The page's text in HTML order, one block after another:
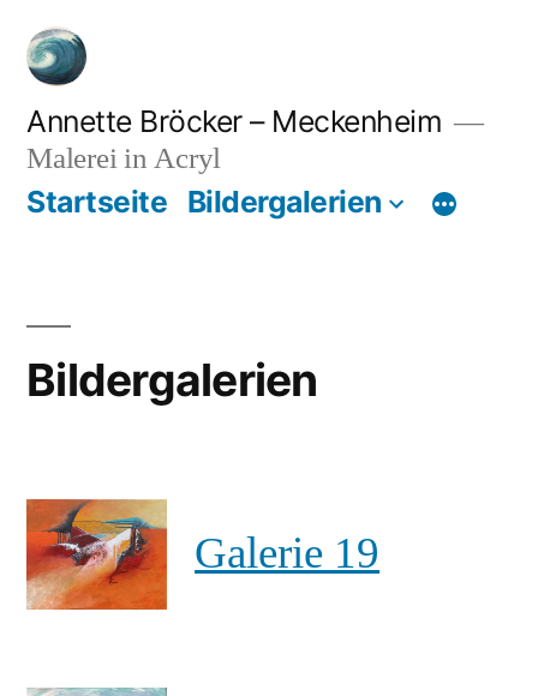
Zum
Inhalt
springen
Annette Bröcker – Meckenheim
Malerei in Acryl
Startseite Bildergalerien
Bildergalerien
Galerie 19